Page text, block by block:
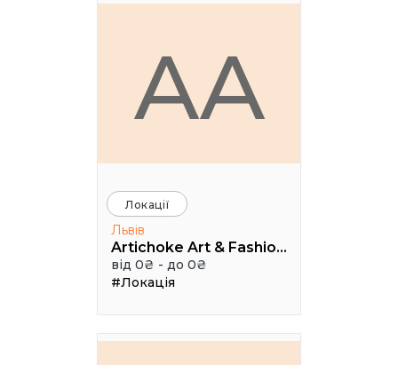
AA
Локації
Львів
Artichoke Art & Fashion School
від 0₴ - до 0₴
#Локація